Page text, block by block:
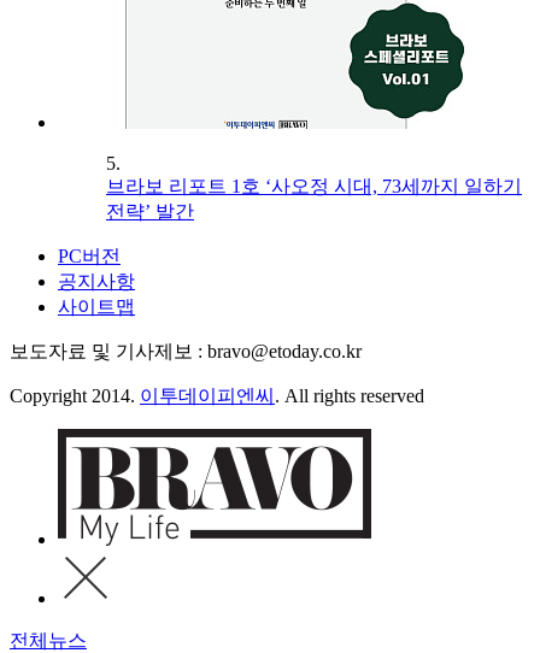
5.
브라보 리포트 1호 ‘사오정 시대, 73세까지 일하기
전략’ 발간
PC버전
공지사항
사이트맵
보도자료 및 기사제보 : bravo@etoday.co.kr
Copyright 2014. 이투데이피엔씨 . All rights reserved
전체뉴스